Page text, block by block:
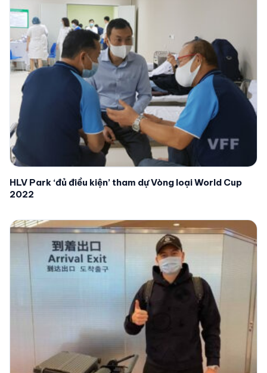
HLV Park ‘đủ điều kiện’ tham dự Vòng loại World Cup
2022